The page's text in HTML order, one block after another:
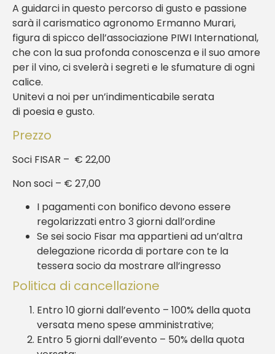
A guidarci in questo percorso di gusto e passione
sarà il carismatico agronomo Ermanno Murari,
figura di spicco dell’associazione PIWI International,
che con la sua profonda conoscenza e il suo amore
per il vino, ci svelerà i segreti e le sfumature di ogni
calice.
Unitevi a noi per un’indimenticabile serata
di poesia e gusto.
Prezzo
Soci FISAR – € 22,00
Non soci – € 27,00
I pagamenti con bonifico devono essere
regolarizzati entro 3 giorni dall’ordine
Se sei socio Fisar ma appartieni ad un’altra
delegazione ricorda di portare con te la
tessera socio da mostrare all’ingresso
Politica di cancellazione
Entro 10 giorni dall’evento – 100% della quota
versata meno spese amministrative;
Entro 5 giorni dall’evento – 50% della quota